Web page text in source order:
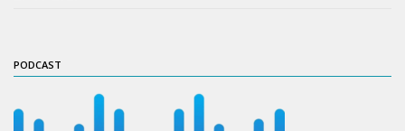
2° semestre
Informações aos Alunos
PODCAST